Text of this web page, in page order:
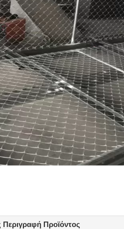
Προϊόντος